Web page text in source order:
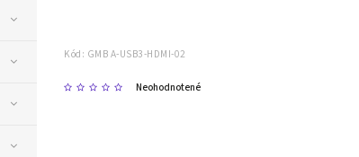
Kód: GMB A-USB3-HDMI-02
Neohodnotené